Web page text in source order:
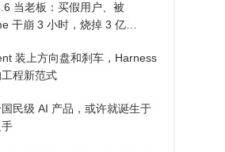
当老板：买假用户、被
干崩 3 小时，烧掉 3 亿
装上方向盘和刹车，Harness
程新范式
民级 AI 产品，或许就诞生于